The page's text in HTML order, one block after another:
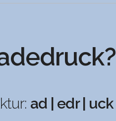
ad | edr | uck |